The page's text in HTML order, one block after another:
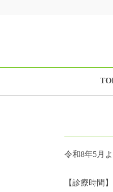
令和8年5月
【診療時間